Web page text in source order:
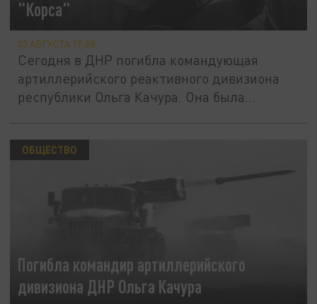
"Корса"
03 АВГУСТА 17:28
Сегодня в ДНР погибла командующая
артиллерийского реактивного дивизиона
республики Ольга Качура. Она была...
Погибла командир артиллерийского
дивизиона ДНР Ольга Качура
ОБЩЕСТВО